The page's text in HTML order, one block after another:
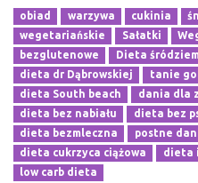
obiad warzywa cukinia
wegetariańskie
Sałatki
bezglutenowe
Dieta
dieta dr Dąbrowskiej
tanie
dieta South beach
dania dla
dieta bez nabiału
dieta bez
dieta bezmleczna
postne
dieta cukrzyca ciążowa
dieta
low carb dieta